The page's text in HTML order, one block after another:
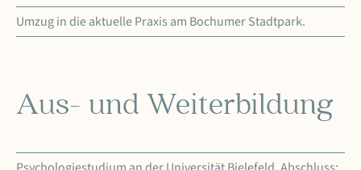
Umzug in die aktuelle Praxis am Bochumer Stadtpark.
Aus- und Weiterbildung